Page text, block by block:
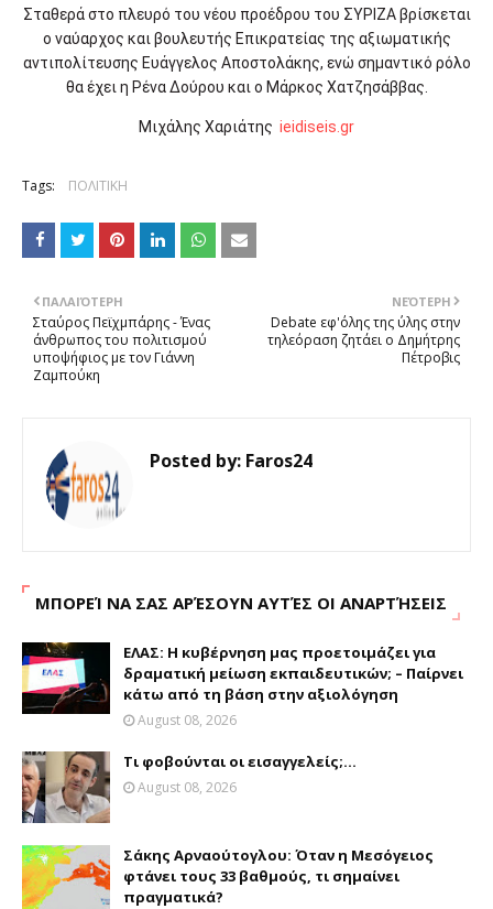
Σταθερά στο πλευρό του νέου προέδρου του ΣΥΡΙΖΑ βρίσκεται
ο ναύαρχος και βουλευτής Επικρατείας της αξιωματικής
αντιπολίτευσης Ευάγγελος Αποστολάκης, ενώ σημαντικό ρόλο
θα έχει η Ρένα Δούρου και ο Μάρκος Χατζησάββας.
Μιχάλης Χαριάτης ieidiseis.gr
Tags: ΠΟΛΙΤΙΚΗ
ΝΕΌΤΕΡΗ
Debate εφ'όλης της ύλης στην
τηλεόραση ζητάει ο Δημήτρης
Πέτροβις
ΠΑΛΑΙΌΤΕΡΗ
Σταύρος Πεϊχμπάρης - Ένας
άνθρωπος του πολιτισμού
υποψήφιος με τον Γιάννη
Ζαμπούκη
Posted by: Faros24
ΜΠΟΡΕΊ ΝΑ ΣΑΣ ΑΡΈΣΟΥΝ ΑΥΤΈΣ ΟΙ ΑΝΑΡΤΉΣΕΙΣ
ΕΛΑΣ: Η κυβέρνηση μας προετοιμάζει για
δραματική μείωση εκπαιδευτικών; – Παίρνει
κάτω από τη βάση στην αξιολόγηση
August 08, 2026
Τι φοβούνται οι εισαγγελείς;...
August 08, 2026
Σάκης Αρναούτογλου: Όταν η Μεσόγειος
φτάνει τους 33 βαθμούς, τι σημαίνει
πραγματικά?